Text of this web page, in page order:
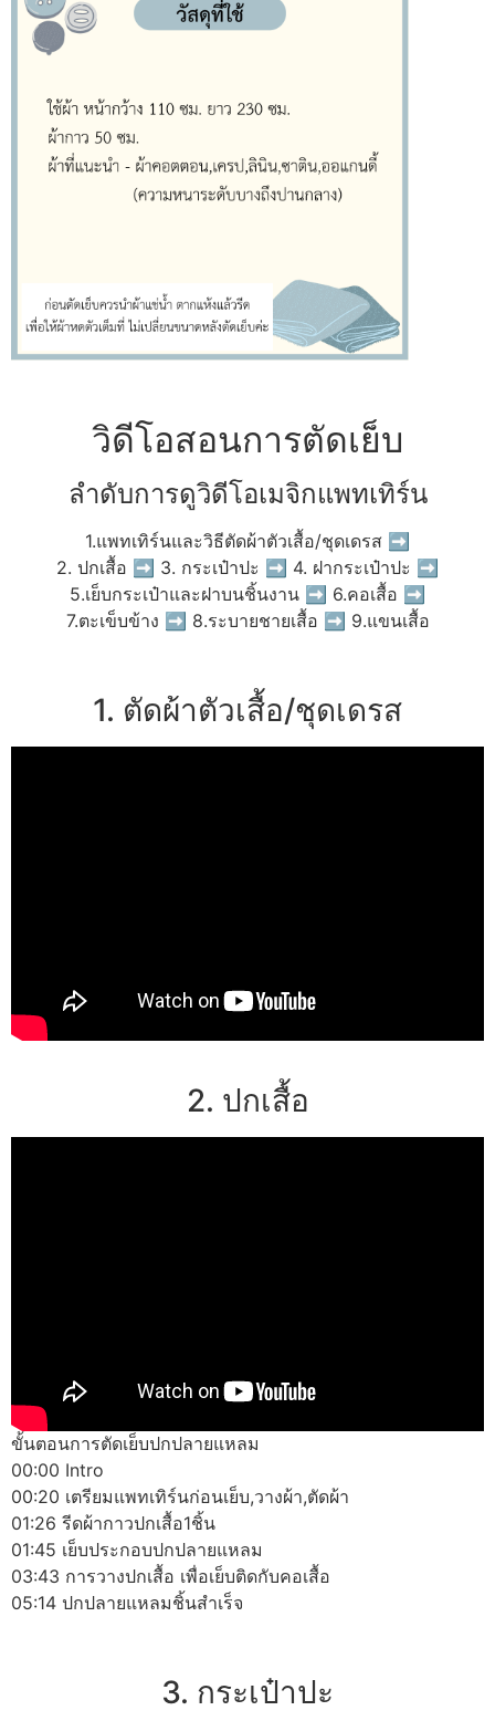
วิดีโอสอนการตัดเย็บ
ลำดับการดูวิดีโอเมจิกแพทเทิร์น
1.แพทเทิร์นและวิธีตัดผ้าตัวเสื้อ/ชุดเดรส ➡
2. ปกเสื้อ ➡ 3. กระเป๋าปะ ➡ 4. ฝากระเป๋าปะ ➡
5.เย็บกระเป๋าและฝาบนชิ้นงาน ➡ 6.คอเสื้อ ➡
7.ตะเข็บข้าง ➡ 8.ระบายชายเสื้อ ➡ 9.แขนเสื้อ
1. ตัดผ้าตัวเสื้อ/ชุดเดรส
2. ปกเสื้อ
ขั้นตอนการตัดเย็บปกปลายแหลม
00:00 Intro
00:20 เตรียมแพทเทิร์นก่อนเย็บ,วางผ้า,ตัดผ้า
01:26 รีดผ้ากาวปกเสื้อ1ชิ้น
01:45 เย็บประกอบปกปลายแหลม
03:43 การวางปกเสื้อ เพื่อเย็บติดกับคอเสื้อ
05:14 ปกปลายแหลมชิ้นสำเร็จ
3. กระเป๋าปะ